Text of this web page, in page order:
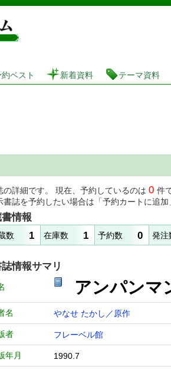
図書館 蔵書検索・予約システム
ベスト 新着資料 テーマ資料
の詳細です。 現在、予約しているのは 0 件
書誌を予約したい場合は「予約カートに追
情報
数 1 在庫数 1 予約数 0 発注
情報サマリ
アンパン
名 やなせ たかし／原作
者 フレーベル館
年月 1990.7